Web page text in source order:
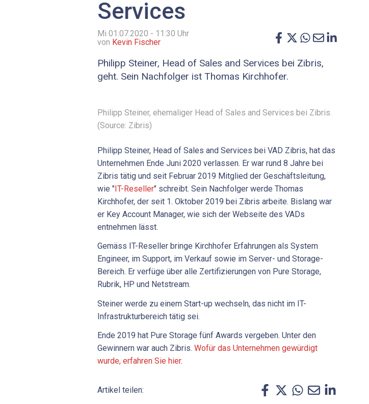
Services
Mi 01.07.2020 - 11:30 Uhr
von Kevin Fischer
Philipp Steiner, Head of Sales and Services bei Zibris,
geht. Sein Nachfolger ist Thomas Kirchhofer.
Philipp Steiner, ehemaliger Head of Sales and Services bei Zibris.
(Source: Zibris)
Philipp Steiner, Head of Sales and Services bei VAD Zibris, hat das
Unternehmen Ende Juni 2020 verlassen. Er war rund 8 Jahre bei
Zibris tätig und seit Februar 2019 Mitglied der Geschäftsleitung,
wie "IT-Reseller" schreibt. Sein Nachfolger werde Thomas
Kirchhofer, der seit 1. Oktober 2019 bei Zibris arbeite. Bislang war
er Key Account Manager, wie sich der Webseite des VADs
entnehmen lässt.
Gemäss IT-Reseller bringe Kirchhofer Erfahrungen als System
Engineer, im Support, im Verkauf sowie im Server- und Storage-
Bereich. Er verfüge über alle Zertifizierungen von Pure Storage,
Rubrik, HP und Netstream.
Steiner werde zu einem Start-up wechseln, das nicht im IT-
Infrastrukturbereich tätig sei.
Ende 2019 hat Pure Storage fünf Awards vergeben. Unter den
Gewinnern war auch Zibris. Wofür das Unternehmen gewürdigt
wurde, erfahren Sie hier.
Artikel teilen: